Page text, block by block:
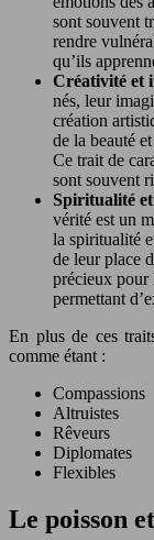
sont souvent
rendre
qu’ils
Créativité et
nés, leur
création
de la beauté
Ce trait de
sont souvent
Spiritualité et
vérité est un
la spiritualité
de leur place
précieux pour
permettant
En plus de ces
comme étant :
Compassions
Altruistes
Rêveurs
Diplomates
Flexibles
Le poisson